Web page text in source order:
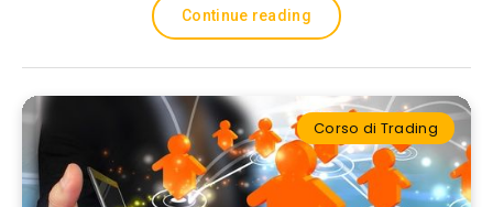
Continue reading
Corso di Trading